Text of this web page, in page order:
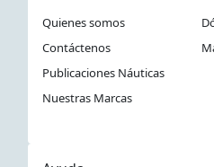
Quienes somos
Contáctenos
Publicaciones Náuticas
Nuestras Marcas